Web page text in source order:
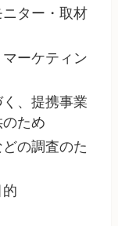
ター・取材
ーケティン
、提携事業
ため
の調査のた